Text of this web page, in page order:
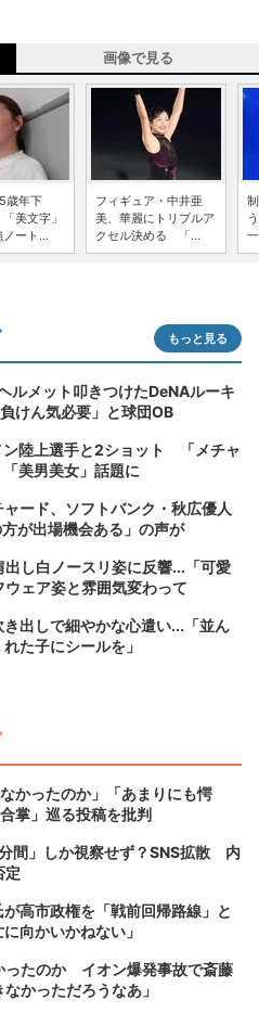
画像で見る
歳年下
美文字」
ート...
フィギュア・中井亜
美、華麗にトリプルア
クセル決める 「...
もっと見る
ルメット叩きつけたDeNAルーキ
けん気必要」と球団OB
ン陸上選手と2ショット 「メチャ
美男美女」話題に
ード、ソフトバンク・秋広優人
が出場機会ある」の声が
し白ノースリ姿に反響...「可愛
ェア姿と雰囲気変わって
出しで細やかな心遣い...「並ん
た子にシールを」
かったのか」「あまりにも愕
掌」巡る投稿を批判
間」しか視察せず？SNS拡散 内
定
高市政権を「戦前回帰路線」と
向かいかねない」
ったのか イオン爆発事故で斎藤
かっただろうなあ」